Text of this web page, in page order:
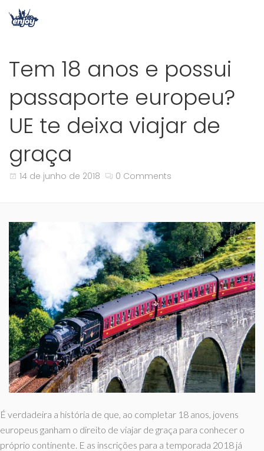
Tem 18 anos e possui
passaporte europeu?
UE te deixa viajar de
graça
14 de junho de 2018 0 Comments
É verdadeira a história de que, ao completar 18 anos, jovens
europeus ganham o direito de viajar de graça para conhecer o
próprio continente. E as inscrições para a temporada 2018 já